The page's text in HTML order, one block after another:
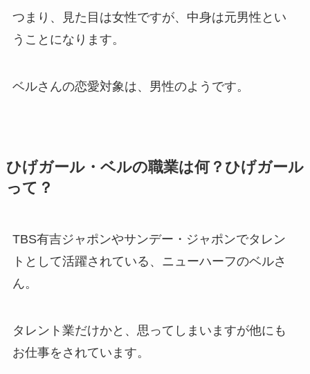
つまり、見た目は女性ですが、中身は元男性とい
うことになります。
ベルさんの恋愛対象は、男性のようです。
ひげガール・ベルの職業は何？ひげガール
って？
TBS有吉ジャポンやサンデー・ジャポンでタレン
トとして活躍されている、ニューハーフのベルさ
ん。
タレント業だけかと、思ってしまいますが他にも
お仕事をされています。